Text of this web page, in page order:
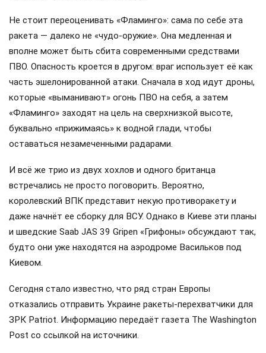
Не стоит переоценивать «Фламинго»: сама по себе эта
ракета — далеко не «чудо-оружие». Она медленная и
вполне может быть сбита современными средствами
ПВО. Опасность кроется в другом: враг использует её как
часть эшелонированной атаки. Сначала в ход идут дроны,
которые «выманивают» огонь ПВО на себя, а затем
«Фламинго» заходят на цель на сверхнизкой высоте,
буквально «прижимаясь» к водной глади, чтобы
оставаться незамеченными радарами.
И всё же трио из двух хохлов и одного британца
встречались не просто поговорить. Вероятно,
королевский ВПК представит некую противоракету и
даже начнёт ее сборку для ВСУ. Однако в Киеве эти планы
и шведские Saab JAS 39 Gripen «Грифоны» обсуждают так,
будто они уже находятся на аэродроме Васильков под
Киевом.
Сегодня стало известно, что ряд стран Европы
отказались отправить Украине ракеты-перехватчики для
ЗРК Patriot. Информацию передаёт газета The Washington
Post со ссылкой на источники.